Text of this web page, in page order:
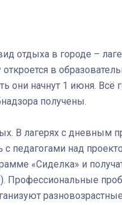
отдыха в городе –
в
начнут 1 июня. Всё
получены.
В лагерях с дневным
педагогами над
«Сиделка» и
Профессиональные